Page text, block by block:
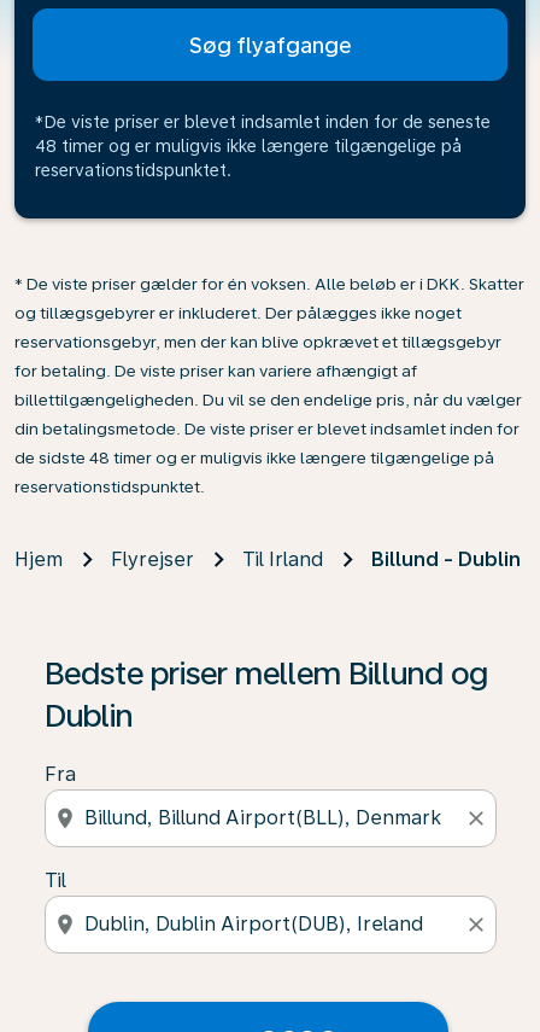
Søg flyafgange
*De viste priser er blevet indsamlet inden for de seneste
48 timer og er muligvis ikke længere tilgængelige på
reservationstidspunktet.
* De viste priser gælder for én voksen. Alle beløb er i DKK. Skatter
og tillægsgebyrer er inkluderet. Der pålægges ikke noget
reservationsgebyr, men der kan blive opkrævet et tillægsgebyr
for betaling. De viste priser kan variere afhængigt af
billettilgængeligheden. Du vil se den endelige pris, når du vælger
din betalingsmetode. De viste priser er blevet indsamlet inden for
de sidste 48 timer og er muligvis ikke længere tilgængelige på
reservationstidspunktet.
Hjem Flyrejser Til Irland Billund - Dublin
Bedste priser mellem Billund og
Dublin
Fra
location_on close
Til
location_on close